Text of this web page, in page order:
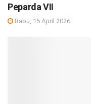
Peparda VII
Rabu, 15 April 2026